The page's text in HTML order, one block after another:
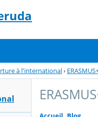
à l'international›